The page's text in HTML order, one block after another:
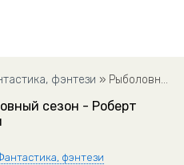
фэнтези » Рыболовный сезон - Роберт Шекли
сезон - Роберт
фэнтези